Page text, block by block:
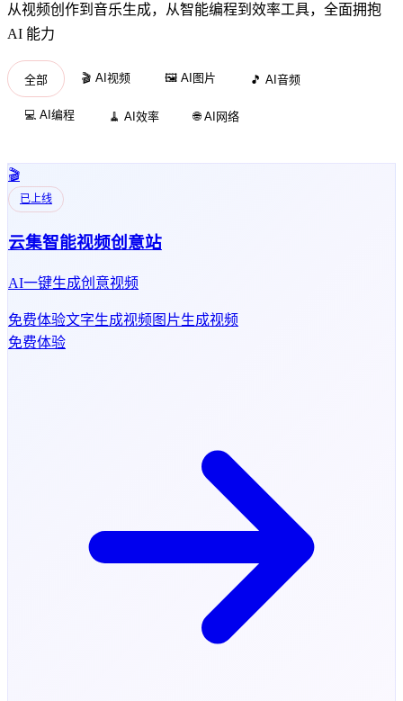
从视频创作到音乐生成，从智能编程到效率工具，全面拥抱
AI 能力
全部 🎬 AI视频 🖼️ AI图片 🎵 AI音频
💻 AI编程 🧹 AI效率 🌐 AI网络
🎬
已上线
云集智能视频创意站
AI一键生成创意视频
免费体验文字生成视频 图片生成视频
免费体验